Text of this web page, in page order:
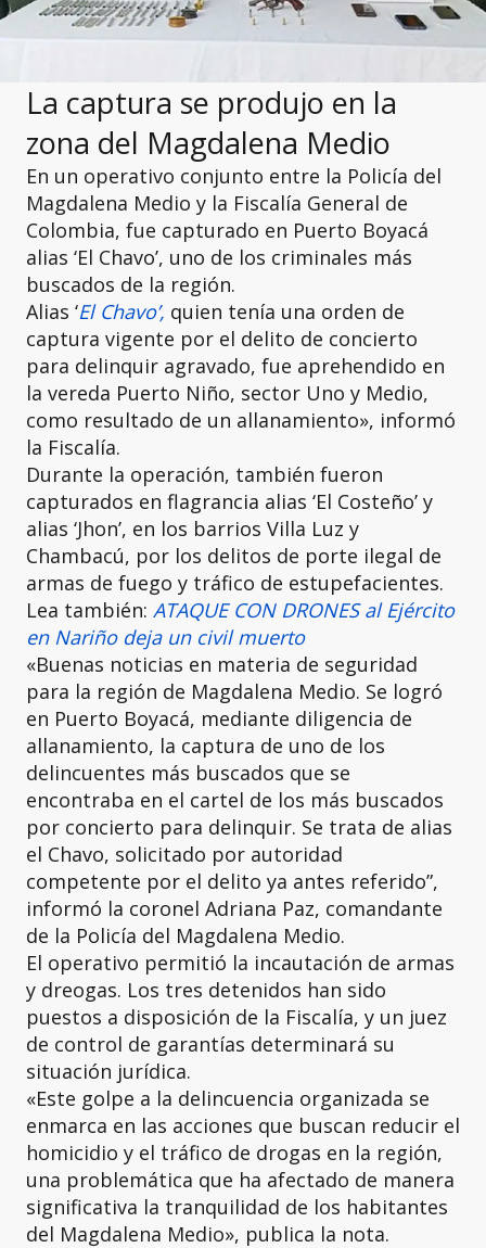
La captura se produjo en la
zona del Magdalena Medio
En un operativo conjunto entre la Policía del
Magdalena Medio y la Fiscalía General de
Colombia, fue capturado en Puerto Boyacá
alias ‘El Chavo’, uno de los criminales más
buscados de la región.
Alias ‘El Chavo’, quien tenía una orden de
captura vigente por el delito de concierto
para delinquir agravado, fue aprehendido en
la vereda Puerto Niño, sector Uno y Medio,
como resultado de un allanamiento», informó
la Fiscalía.
Durante la operación, también fueron
capturados en flagrancia alias ‘El Costeño’ y
alias ‘Jhon’, en los barrios Villa Luz y
Chambacú, por los delitos de porte ilegal de
armas de fuego y tráfico de estupefacientes.
Lea también: ATAQUE CON DRONES al Ejército
en Nariño deja un civil muerto
«Buenas noticias en materia de seguridad
para la región de Magdalena Medio. Se logró
en Puerto Boyacá, mediante diligencia de
allanamiento, la captura de uno de los
delincuentes más buscados que se
encontraba en el cartel de los más buscados
por concierto para delinquir. Se trata de alias
el Chavo, solicitado por autoridad
competente por el delito ya antes referido”,
informó la coronel Adriana Paz, comandante
de la Policía del Magdalena Medio.
El operativo permitió la incautación de armas
y dreogas. Los tres detenidos han sido
puestos a disposición de la Fiscalía, y un juez
de control de garantías determinará su
situación jurídica.
«Este golpe a la delincuencia organizada se
enmarca en las acciones que buscan reducir el
homicidio y el tráfico de drogas en la región,
una problemática que ha afectado de manera
significativa la tranquilidad de los habitantes
del Magdalena Medio», publica la nota.